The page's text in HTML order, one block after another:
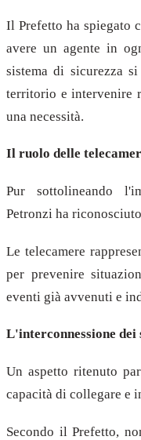
Il Prefetto ha spiegato
avere un agente in
sistema di sicurezza
territorio e intervenire
una necessità.
Il ruolo delle
Pur sottolineando
Petronzi ha
Le telecamere
per prevenire
eventi già avvenuti e
L'interconnessione dei
Un aspetto ritenuto
capacità di collegare e
Secondo il Prefetto,